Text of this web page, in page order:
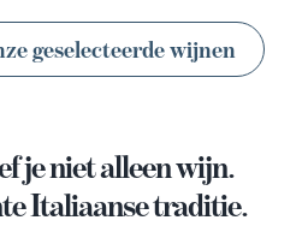
geselecteerde wijnen
je niet alleen wijn.
Italiaanse traditie.